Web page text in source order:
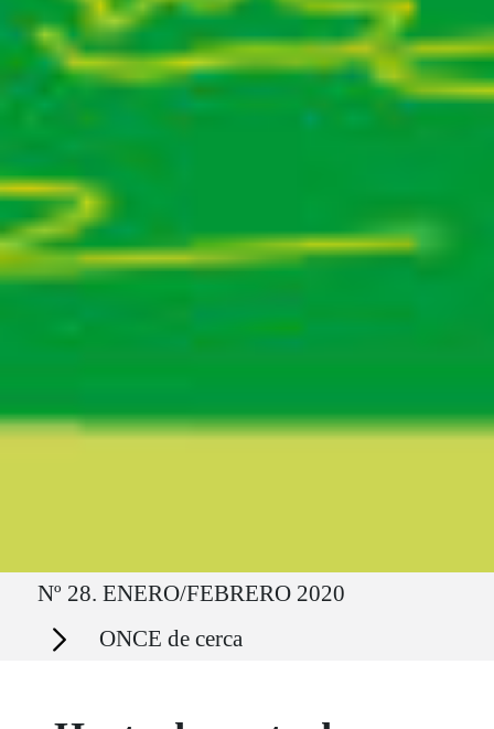
Ruta del sitio
Nº 28. ENERO/FEBRERO 2020
Secciones ONCE de cerca